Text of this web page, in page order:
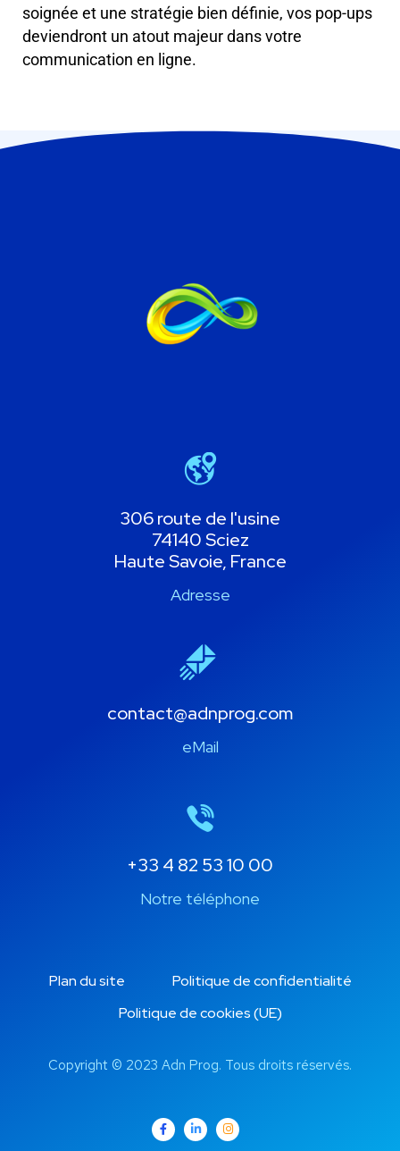
soignée et une stratégie bien définie, vos pop-ups
deviendront un atout majeur dans votre
communication en ligne.
306 route de l'usine
74140 Sciez
Haute Savoie, France
Adresse
contact@adnprog.com
eMail
+33 4 82 53 10 00
Notre téléphone
Plan du site
Politique de confidentialité
Politique de cookies (UE)
Copyright © 2023 Adn Prog. Tous droits réservés.